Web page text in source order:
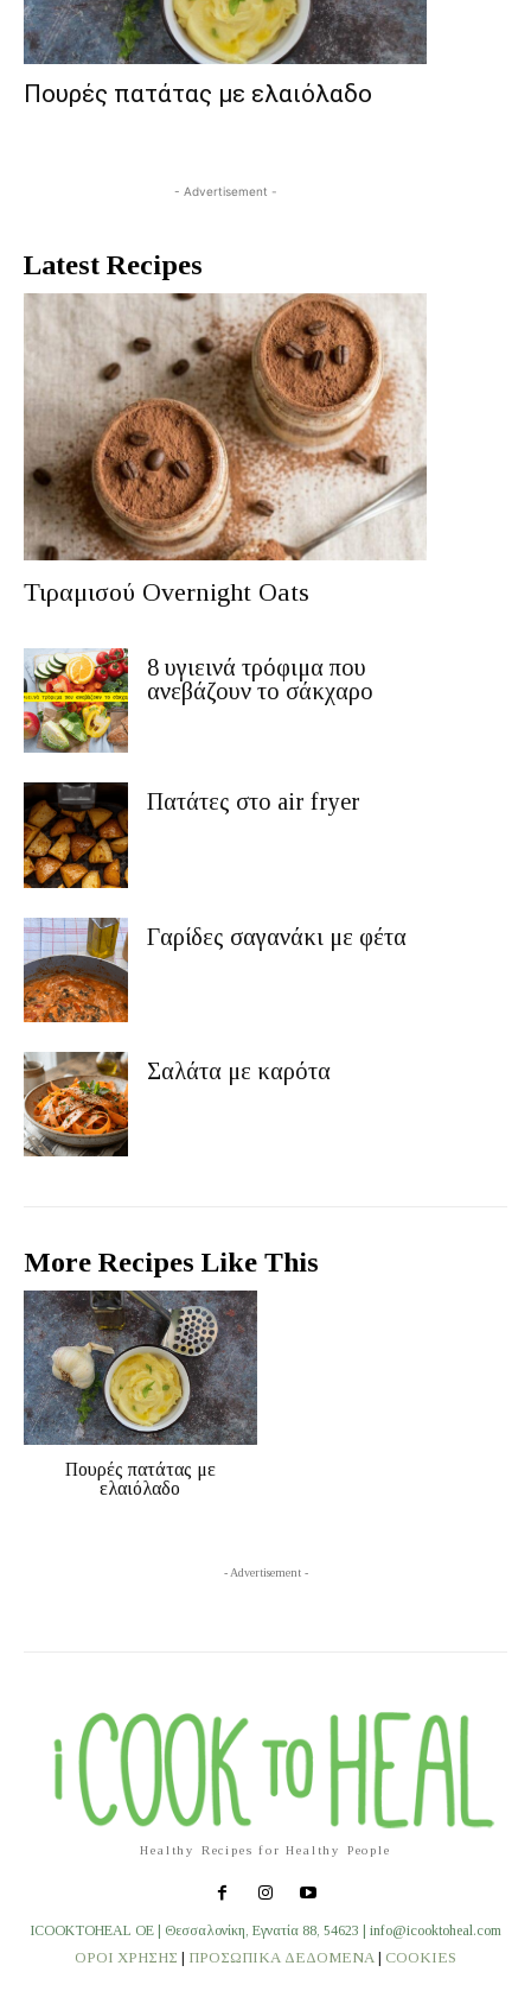
Πουρές πατάτας με ελαιόλαδο
- Advertisement -
Latest Recipes
Τιραμισού Overnight Oats
8 υγιεινά τρόφιμα που
ανεβάζουν το σάκχαρο
Πατάτες στο air fryer
Γαρίδες σαγανάκι με φέτα
Σαλάτα με καρότα
More Recipes Like This
Πουρές πατάτας με
ελαιόλαδο
- Advertisement -
Healthy Recipes for Healthy People
ICOOKTOHEAL OE | Θεσσαλονίκη, Εγνατία 88, 54623 | info@icooktoheal.com
ΟΡΟΙ ΧΡΗΣΗΣ | ΠΡΟΣΩΠΙΚΑ ΔΕΔΟΜΕΝΑ | COOKIES